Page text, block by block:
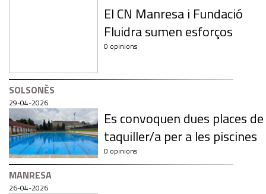
El CN Manresa i Fundació
Fluidra sumen esforços
0 opinions
SOLSONÈS
29-04-2026
Es convoquen dues places de
taquiller/a per a les piscines
0 opinions
MANRESA
26-04-2026